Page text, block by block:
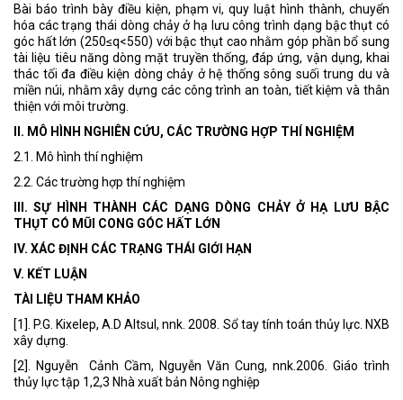
Bài báo trình bày điều kiện, phạm vi, quy luật hình thành, chuyển
hóa các trạng thái dòng chảy ở hạ lưu công trình dạng bậc thụt có
góc hất lớn (250≤q<550) với bậc thụt cao nhằm góp phần bổ sung
tài liệu tiêu năng dòng mặt truyền thống, đáp ứng, vận dụng, khai
thác tối đa điều kiện dòng chảy ở hệ thống sông suối trung du và
miền núi, nhằm xây dựng các công trình an toàn, tiết kiệm và thân
thiện với môi trường.
II. MÔ HÌNH NGHIÊN CỨU, CÁC TRƯỜNG HỢP THÍ NGHIỆM
2.1. Mô hình thí nghiệm
2.2. Các trường hợp thí nghiệm
III. SỰ HÌNH THÀNH CÁC DẠNG DÒNG CHẢY Ở HẠ LƯU BẬC
THỤT CÓ MŨI CONG GÓC HẤT LỚN
IV. XÁC ĐỊNH CÁC TRẠNG THÁI GIỚI HẠN
V. KẾT LUẬN
TÀI LIỆU THAM KHẢO
[1]. P.G. Kixelep, A.D Altsul, nnk. 2008. Sổ tay tính toán thủy lực. NXB
xây dựng.
[2]. Nguyễn Cảnh Cầm, Nguyễn Văn Cung, nnk.2006. Giáo trình
thủy lực tập 1,2,3 Nhà xuất bản Nông nghiệp